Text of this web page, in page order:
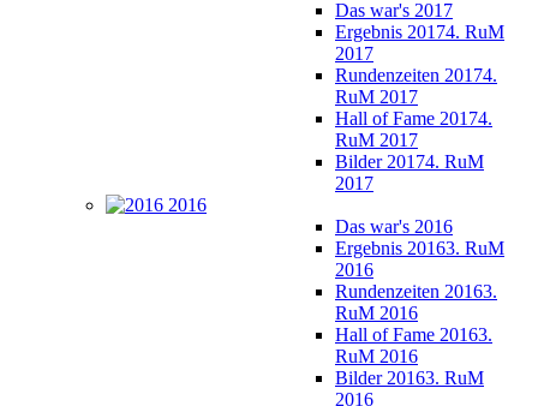
Das war's 2017
Ergebnis 20174. RuM
2017
Rundenzeiten 20174.
RuM 2017
Hall of Fame 20174.
RuM 2017
Bilder 20174. RuM
2017
2016
Das war's 2016
Ergebnis 20163. RuM
2016
Rundenzeiten 20163.
RuM 2016
Hall of Fame 20163.
RuM 2016
Bilder 20163. RuM
2016